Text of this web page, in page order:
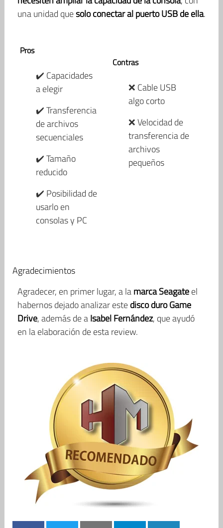
una unidad quesolo conectar al puerto USB de ella.
Pros
✔️ Capacidades
a elegir
✔️ Transferencia
de archivos
secuenciales
✔️ Tamaño
reducido
✔️ Posibilidad de
usarlo en
consolas y PC
Contras
❌ Cable USB
algo corto
❌ Velocidad de
transferencia de
archivos
pequeños
Agradecimientos
Agradecer, en primer lugar, a lamarca Seagateel
habernos dejado analizar estedisco duro Game
Drive, además de aIsabel Fernández, que ayudó
en la elaboración de esta review.